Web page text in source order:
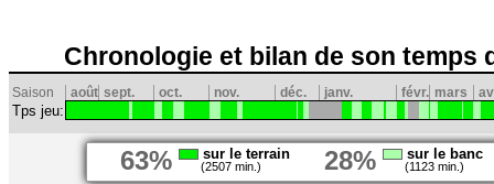
Chronologie et bilan de son temps
Saison août sept. oct. nov. déc. janv. févr. mars
Tps jeu:
63% sur le terrain
(2507 min.) 28% sur le banc
(1123 min.)